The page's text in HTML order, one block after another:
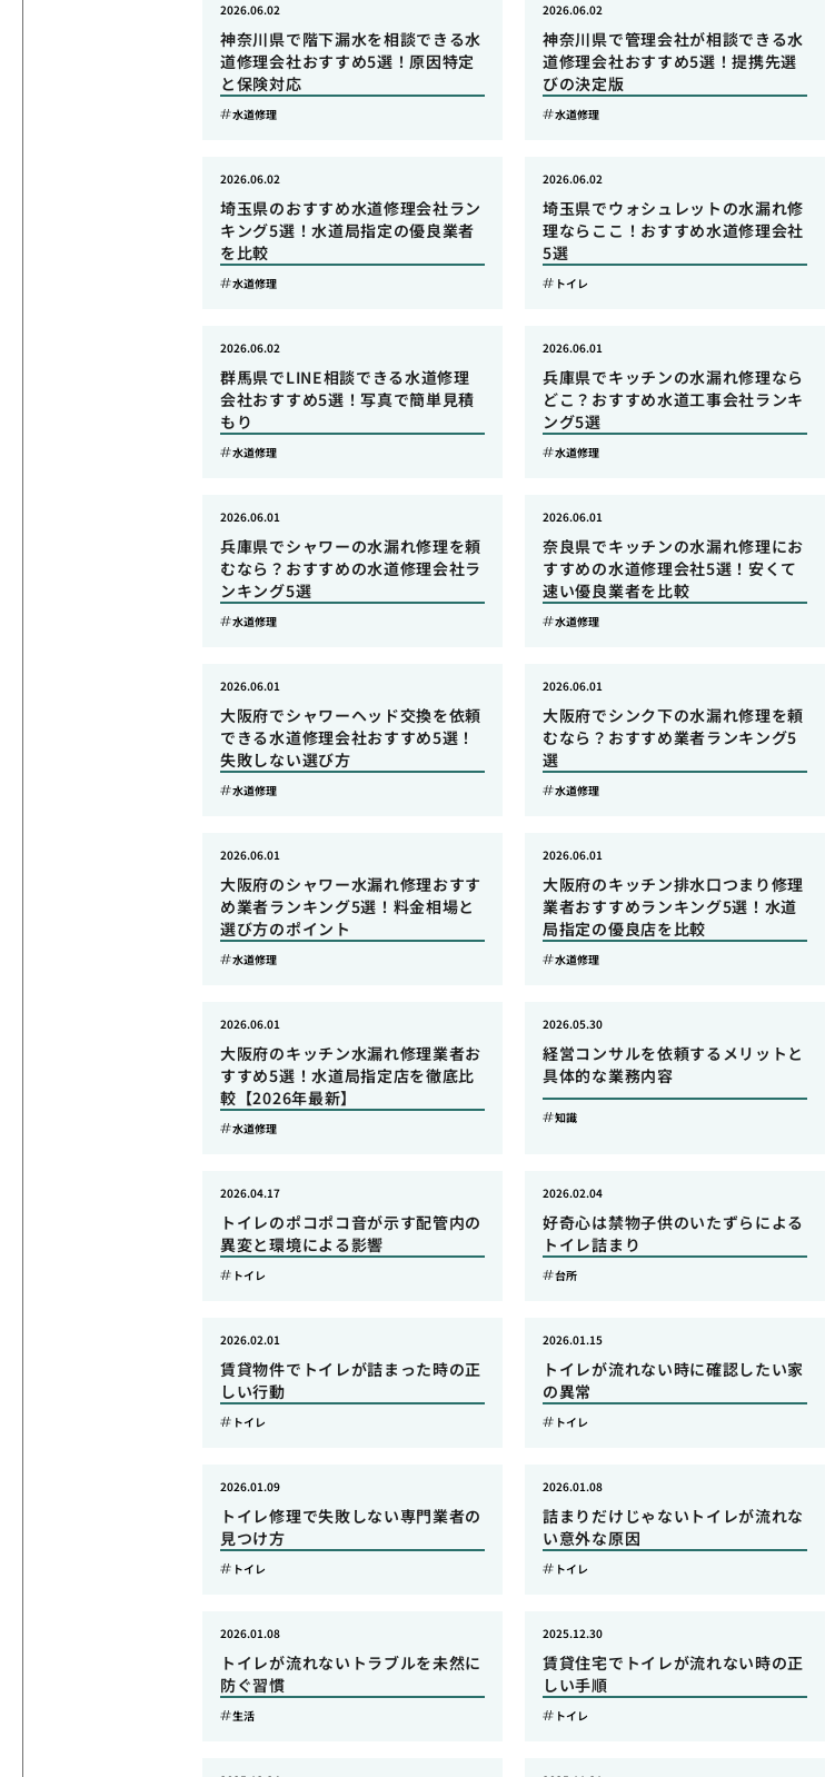
神奈川県で階下漏水を相談できる水
道修理会社おすすめ5選！原因特定
と保険対応
2026.06.02
水道修理
神奈川県で管理会社が相談できる水
道修理会社おすすめ5選！提携先選
びの決定版
2026.06.02
水道修理
埼玉県のおすすめ水道修理会社ラン
キング5選！水道局指定の優良業者
を比較
2026.06.02
水道修理
埼玉県でウォシュレットの水漏れ修
理ならここ！おすすめ水道修理会社
5選
2026.06.02
トイレ
群馬県でLINE相談できる水道修理
会社おすすめ5選！写真で簡単見積
もり
2026.06.02
水道修理
兵庫県でキッチンの水漏れ修理なら
どこ？おすすめ水道工事会社ランキ
ング5選
2026.06.01
水道修理
兵庫県でシャワーの水漏れ修理を頼
むなら？おすすめの水道修理会社ラ
ンキング5選
2026.06.01
水道修理
奈良県でキッチンの水漏れ修理にお
すすめの水道修理会社5選！安くて
速い優良業者を比較
2026.06.01
水道修理
大阪府でシャワーヘッド交換を依頼
できる水道修理会社おすすめ5選！
失敗しない選び方
2026.06.01
水道修理
大阪府でシンク下の水漏れ修理を頼
むなら？おすすめ業者ランキング5
選
2026.06.01
水道修理
大阪府のシャワー水漏れ修理おすす
め業者ランキング5選！料金相場と
選び方のポイント
2026.06.01
水道修理
大阪府のキッチン排水口つまり修理
業者おすすめランキング5選！水道
局指定の優良店を比較
2026.06.01
水道修理
大阪府のキッチン水漏れ修理業者お
すすめ5選！水道局指定店を徹底比
較【2026年最新】
2026.06.01
水道修理
経営コンサルを依頼するメリットと
具体的な業務内容
2026.05.30
知識
トイレのポコポコ音が示す配管内の
異変と環境による影響
2026.04.17
トイレ
好奇心は禁物子供のいたずらによる
トイレ詰まり
2026.02.04
台所
賃貸物件でトイレが詰まった時の正
しい行動
2026.02.01
トイレ
トイレが流れない時に確認したい家
の異常
2026.01.15
トイレ
トイレ修理で失敗しない専門業者の
見つけ方
2026.01.09
トイレ
詰まりだけじゃないトイレが流れな
い意外な原因
2026.01.08
トイレ
トイレが流れないトラブルを未然に
防ぐ習慣
2026.01.08
生活
賃貸住宅でトイレが流れない時の正
しい手順
2025.12.30
トイレ